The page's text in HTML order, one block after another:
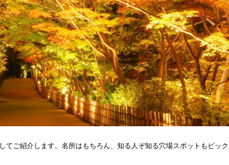
してご紹介します。名所はもちろん、知る人ぞ知る穴場スポットもピック